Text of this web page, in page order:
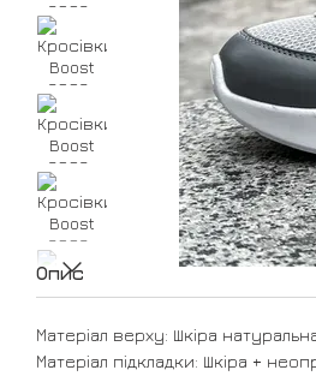
Опис
Матеріал верху: Шкіра
Матеріал підкладки: Шкіра +